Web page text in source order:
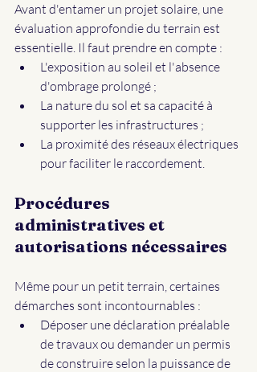
Avant d'entamer un projet solaire, une
évaluation approfondie du terrain est
essentielle. Il faut prendre en compte :
L'exposition au soleil et l'absence
d'ombrage prolongé ;
La nature du sol et sa capacité à
supporter les infrastructures ;
La proximité des réseaux électriques
pour faciliter le raccordement.
Procédures
administratives et
autorisations nécessaires
Même pour un petit terrain, certaines
démarches sont incontournables :
Déposer une déclaration préalable
de travaux ou demander un permis
de construire selon la puissance de